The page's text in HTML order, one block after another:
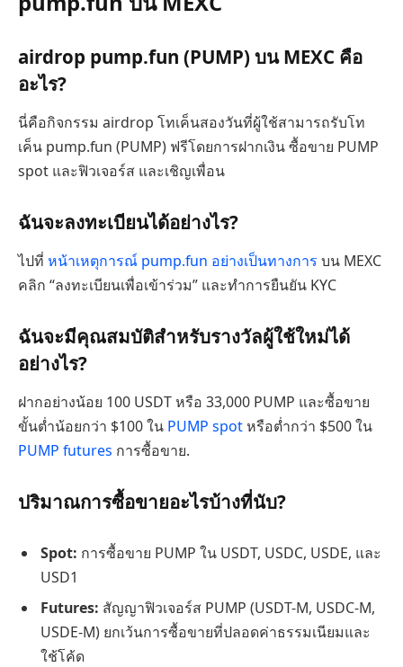
airdrop pump.fun (PUMP) บน MEXC คือ
อะไร?
นี่คือกิจกรรม airdrop โทเค็นสองวันที่ผู้ใช้สามารถรับโท
เค็น pump.fun (PUMP) ฟรีโดยการฝากเงิน ซื้อขาย PUMP
spot และฟิวเจอร์ส และเชิญเพื่อน
ฉันจะลงทะเบียนได้อย่างไร?
ไปที่ หน้าเหตุการณ์ pump.fun อย่างเป็นทางการ บน MEXC
คลิก “ลงทะเบียนเพื่อเข้าร่วม” และทำการยืนยัน KYC
ฉันจะมีคุณสมบัติสำหรับรางวัลผู้ใช้ใหม่ได้
อย่างไร?
ฝากอย่างน้อย 100 USDT หรือ 33,000 PUMP และซื้อขาย
ขั้นต่ำน้อยกว่า $100 ใน PUMP spotหรือต่ำกว่า $500 ใน
PUMP futures การซื้อขาย.
ปริมาณการซื้อขายอะไรบ้างที่นับ?
Spot: การซื้อขาย PUMP ใน USDT, USDC, USDE, และ
USD1
Futures: สัญญาฟิวเจอร์ส PUMP (USDT-M, USDC-M,
USDE-M) ยกเว้นการซื้อขายที่ปลอดค่าธรรมเนียมและ
ใช้โค้ด